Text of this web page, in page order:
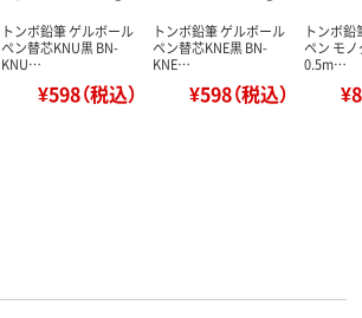
トンボ鉛筆 ゲルボール
ペン替芯KNU黒 BN-
KNU…
¥598（税込）
トンボ鉛筆 ゲルボール
ペン替芯KNE黒 BN-
KNE…
¥598（税込）
トンボ鉛
ペン モ
0.5m…